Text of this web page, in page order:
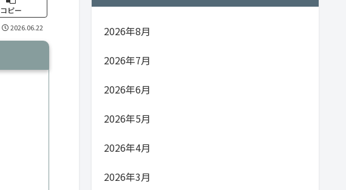
コピー
2026.06.22
2026年8月
2026年7月
2026年6月
2026年5月
2026年4月
2026年3月